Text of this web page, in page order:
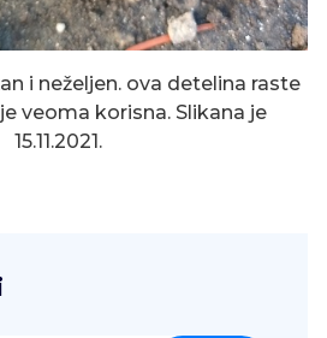
i neželjen. ova detelina raste
veoma korisna. Slikana je
15.11.2021.